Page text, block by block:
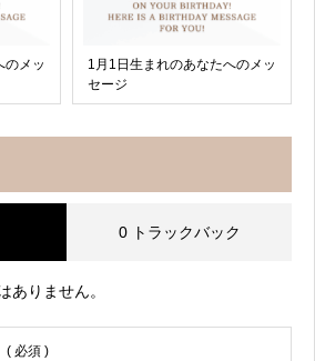
のメッ
1月1日生まれのあなたへのメッ
セージ
0 トラックバック
ありません。
( 必須 )